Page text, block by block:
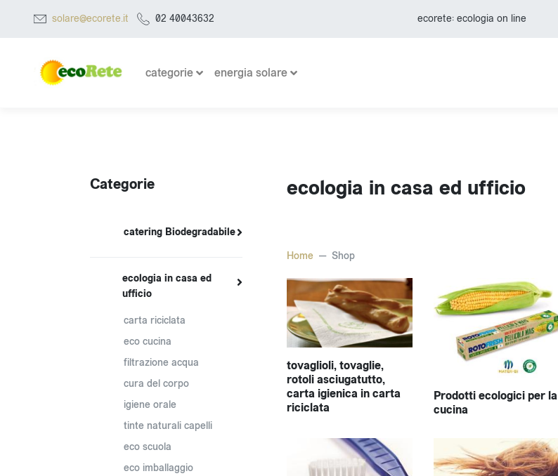
solare@ecorete.it 02 40043632 ecorete: ecologia on line
categorie energia solare
ecologia in casa ed ufficio
Home Shop
tovaglioli, tovaglie,
rotoli asciugatutto,
carta igienica in carta
riciclata
Prodotti ecologici per la
cucina
Categorie
catering Biodegradabile
ecologia in casa ed
ufficio
carta riciclata
eco cucina
filtrazione acqua
cura del corpo
igiene orale
tinte naturali capelli
eco scuola
eco imballaggio